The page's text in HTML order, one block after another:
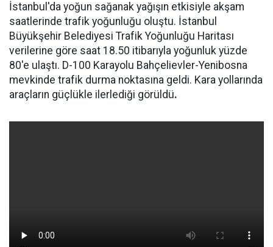
İstanbul'da yoğun sağanak yağışın etkisiyle akşam
saatlerinde trafik yoğunluğu oluştu. İstanbul
Büyükşehir Belediyesi Trafik Yoğunluğu Haritası
verilerine göre saat 18.50 itibarıyla yoğunluk yüzde
80'e ulaştı. D-100 Karayolu Bahçelievler-Yenibosna
mevkinde trafik durma noktasına geldi. Kara yollarında
araçların güçlükle ilerlediği görüldü.